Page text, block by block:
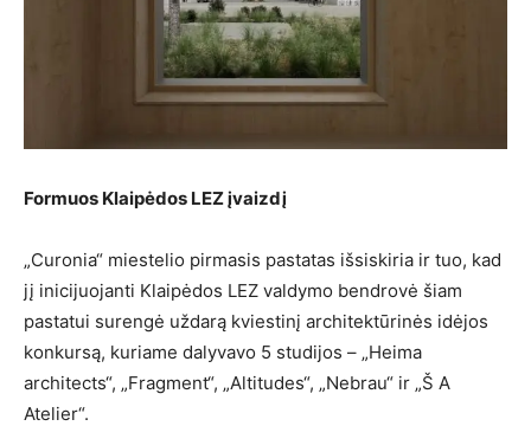
Formuos Klaipėdos LEZ įvaizdį
„Curonia“ miestelio pirmasis pastatas išsiskiria ir tuo, kad
jį inicijuojanti Klaipėdos LEZ valdymo bendrovė šiam
pastatui surengė uždarą kviestinį architektūrinės idėjos
konkursą, kuriame dalyvavo 5 studijos – „Heima
architects“, „Fragment“, „Altitudes“, „Nebrau“ ir „Š A
Atelier“.